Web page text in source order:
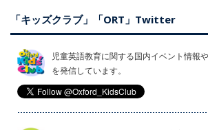
「キッズクラブ」「ORT」Twitter
児童英語教育に関する国内イベント情報
を発信しています。